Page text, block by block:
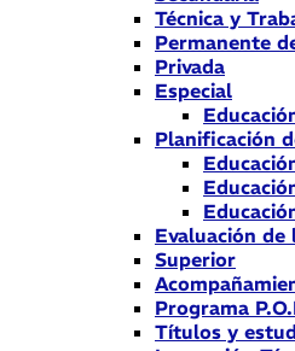
Técnica y
Permanente
Privada
Especial
Planificación
Evaluación de
Superior
Programa
Títulos y